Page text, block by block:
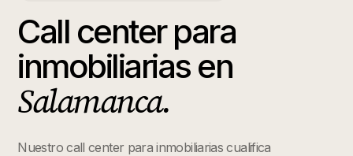
Call center para
inmobiliariasen
Salamanca.
Nuestro call center para inmobiliarias cualifica